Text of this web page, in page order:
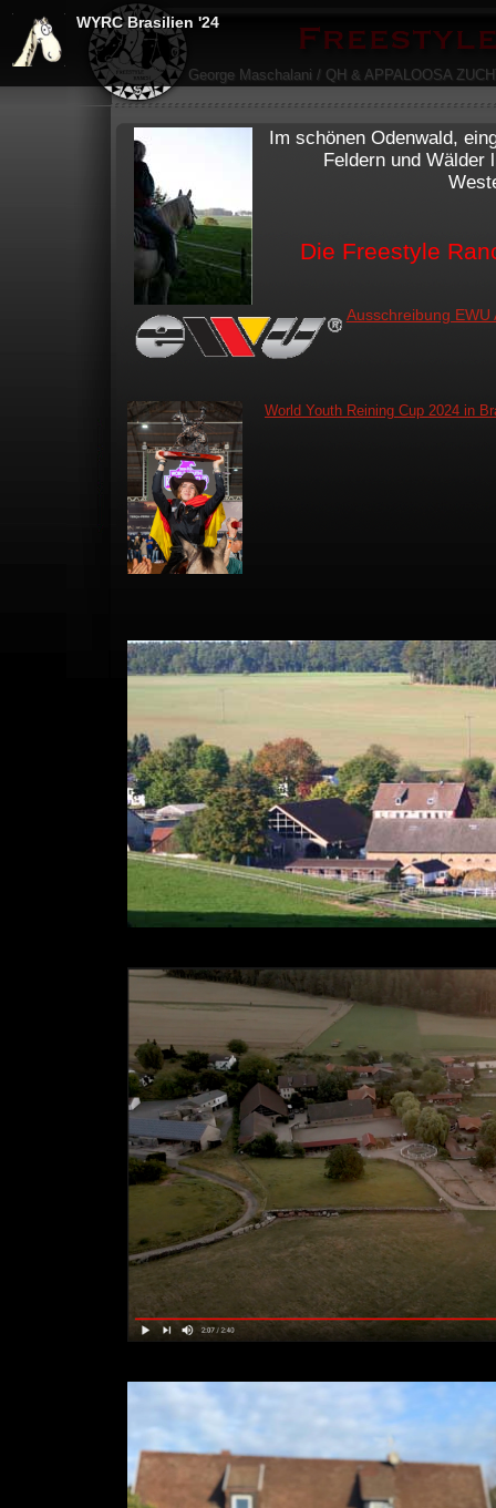
George Maschalani / QH & APPALOOSA
Im schönen Odenwald,
Feldern und Wälder
Die Freestyle
Ausschreibung
World Youth Reining Cup 2024 in
WYRC Brasilien '24